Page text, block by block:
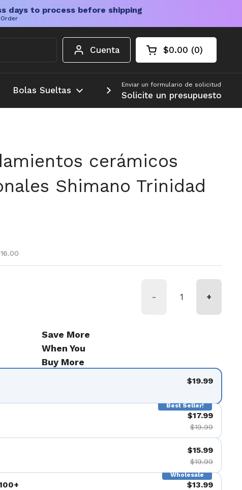
days to process before shipping
Cuenta Carrito abierto
Total de la cesta:
$0.00 0
productos en su
Bolas Sueltas Más
Enviar un formulario de solicitud
Solicite un presupuesto
cerámicos
Shimano Trinidad
oferta
- +
Save More
When You
Buy More
$19.99
Best Seller!
$17.99
$19.99
$15.99
$19.99
Wholesale
$13.99